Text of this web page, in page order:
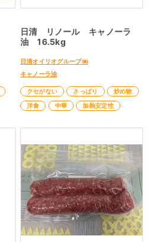
日清 リノール キャノーラ
油 16.5kg
日清オイリオグループ㈱
キャノーラ油
クセがない さっぱり
炒め物
洋食
中華 加熱安定性